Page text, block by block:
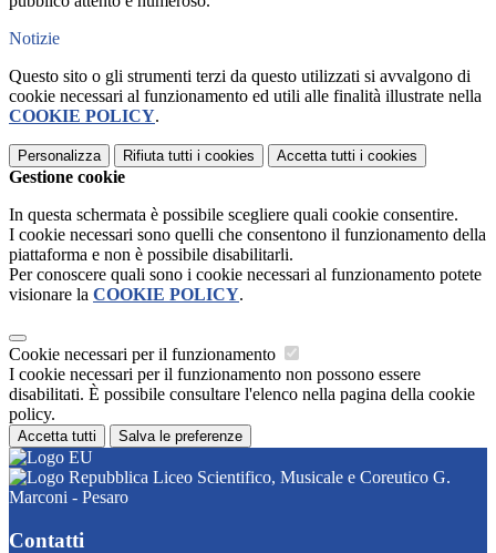
Notizie
Questo sito o gli strumenti terzi da questo utilizzati si avvalgono di
cookie necessari al funzionamento ed utili alle finalità illustrate nella
COOKIE POLICY.
Personalizza Rifiuta tutti i cookies Accetta tutti i cookies
Gestione cookie
In questa schermata è possibile scegliere quali cookie consentire.
I cookie necessari sono quelli che consentono il funzionamento della
piattaforma e non è possibile disabilitarli.
Per conoscere quali sono i cookie necessari al funzionamento potete
visionare la COOKIE POLICY.
Cookie necessari per il funzionamento
I cookie necessari per il funzionamento non possono essere
disabilitati. È possibile consultare l'elenco nella pagina della cookie
policy.
Accetta tutti Salva le preferenze
Liceo Scientifico, Musicale e Coreutico G.
Marconi - Pesaro
Contatti